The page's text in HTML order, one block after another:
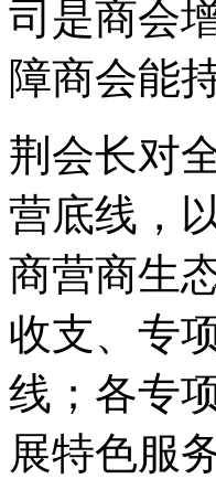
司是商会
障商会能
荆会长对
营底线，
商营商生
收支、专
线；各专
展特色服